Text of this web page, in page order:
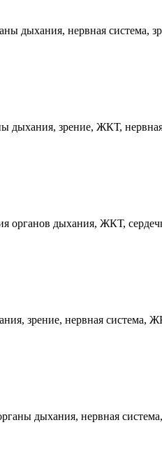
дыхания, нервная система,
зрение, ЖКТ,
органов дыхания, ЖКТ,
зрение, нервная система,
дыхания, нервная